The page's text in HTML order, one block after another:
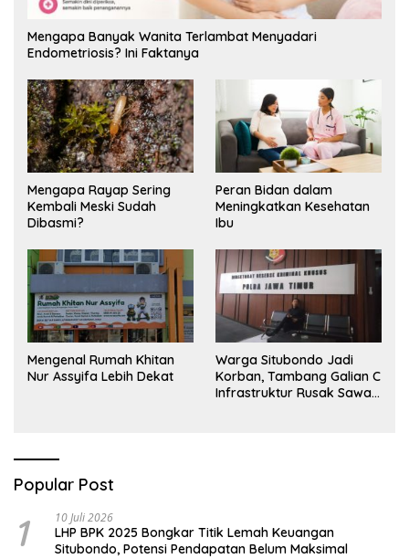
Mengapa Banyak Wanita Terlambat Menyadari
Endometriosis? Ini Faktanya
Mengapa Rayap Sering
Kembali Meski Sudah
Dibasmi?
Peran Bidan dalam
Meningkatkan Kesehatan
Ibu
Mengenal Rumah Khitan
Nur Assyifa Lebih Dekat
Warga Situbondo Jadi
Korban, Tambang Galian C
Infrastruktur Rusak Sawah
Popular Post
1 10 Juli 2026
LHP BPK 2025 Bongkar Titik Lemah Keuangan
Situbondo, Potensi Pendapatan Belum Maksimal